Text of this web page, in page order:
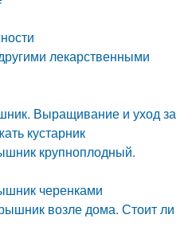
лекарственными
Выращивание и уход за
кустарник
крупноплодный.
черенками
возле дома. Стоит ли